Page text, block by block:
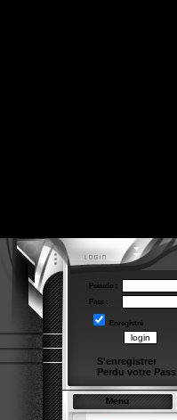
Pseudo :
Pass :
Enregistré
S'enregistrer
Perdu votre Pass
Menu